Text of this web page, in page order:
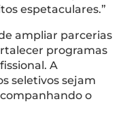
espetaculares.”
ampliar parcerias
programas
A
seletivos sejam
o